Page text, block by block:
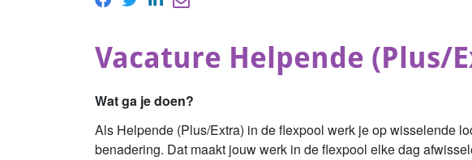
Vacature Helpende (Plus/
Wat ga je doen?
Als Helpende (Plus/Extra) in de flexpool werk je op wisselende
benadering. Dat maakt jouw werk in de flexpool elke dag